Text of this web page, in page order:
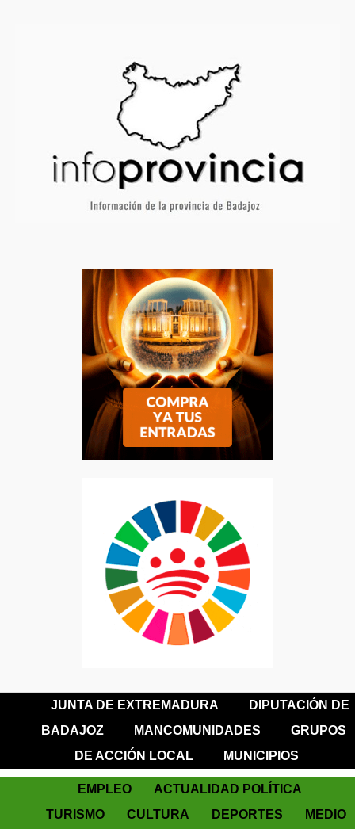
JUNTA DE EXTREMADURA
DIPUTACIÓN DE
BADAJOZ
MANCOMUNIDADES
GRUPOS
DE ACCIÓN LOCAL
MUNICIPIOS
EMPLEO
ACTUALIDAD POLÍTICA
TURISMO
CULTURA DEPORTES
MEDIO